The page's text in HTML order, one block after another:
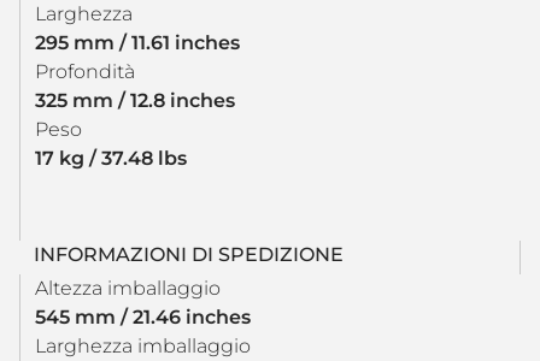
Larghezza
295 mm / 11.61 inches
Profondità
325 mm / 12.8 inches
Peso
17 kg / 37.48 lbs
INFORMAZIONI DI SPEDIZIONE
Altezza imballaggio
545 mm / 21.46 inches
Larghezza imballaggio